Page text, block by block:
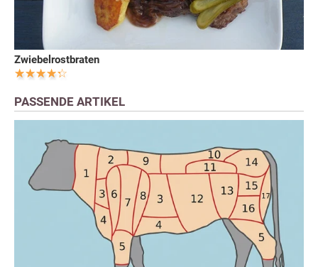
Zwiebelrostbraten
PASSENDE ARTIKEL